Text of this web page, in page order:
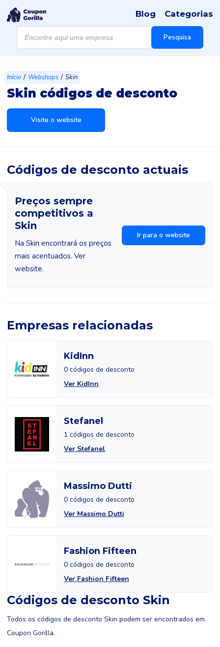
Products
search Pesquisa
Blog Categorias
Início / Webshops / Skin
Skin códigos de desconto
Visite o website
Códigos de desconto actuais
Preços sempre
competitivos a
Skin
Na Skin encontrará os preços
mais acentuados. Ver
website.
Ir para o website
Empresas relacionadas
KidInn
0 códigos de desconto
Ver KidInn
Stefanel
1 códigos de desconto
Ver Stefanel
Massimo Dutti
0 códigos de desconto
Ver Massimo Dutti
Fashion Fifteen
0 códigos de desconto
Ver Fashion Fifteen
Códigos de desconto Skin
Todos os códigos de desconto Skin podem ser encontrados em
Coupon Gorilla.